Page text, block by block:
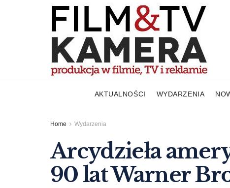
AKTUALNOŚCI WYDARZENIA
Home Wydarzenia
Arcydzieła
90 lat Warner